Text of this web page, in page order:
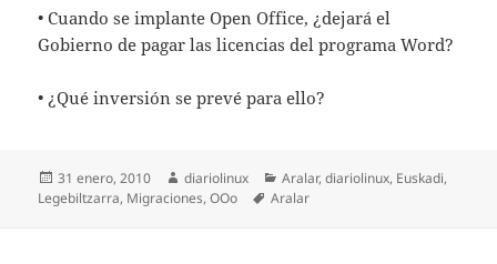
• Cuando se implante Open Office, ¿dejará el
Gobierno de pagar las licencias del programa Word?
• ¿Qué inversión se prevé para ello?
Publicado
el
31 enero, 2010 Autor
diariolinux Categorías
Aralar,diariolinux, Euskadi,
Legebiltzarra, Migraciones,OOo Etiquetas
Aralar